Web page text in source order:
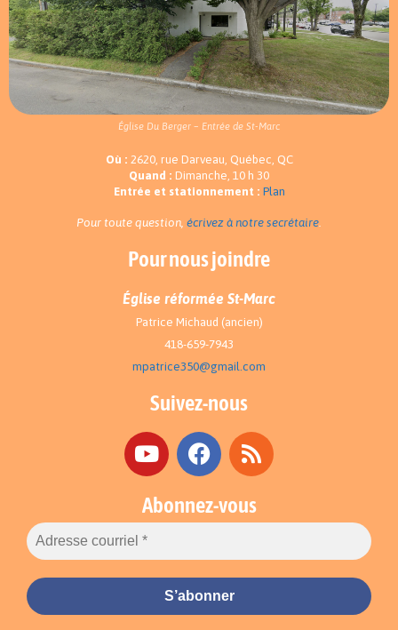
Église Du Berger – Entrée de St-Marc
Où : 2620, rue Darveau, Québec, QC
Quand : Dimanche, 10 h 30
Entrée et stationnement : Plan
Pour toute question, écrivez à notre secrétaire.
Pour nous joindre
Église réformée St-Marc
Patrice Michaud (ancien)
418-659-7943
mpatrice350@gmail.com
Suivez-nous
Abonnez-vous